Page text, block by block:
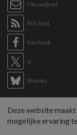
Nieuwsbrief
RSS-feed
Facebook
X
Bluesky
Sitemap
Tags overzicht
Deze website
mogelijke ervaring